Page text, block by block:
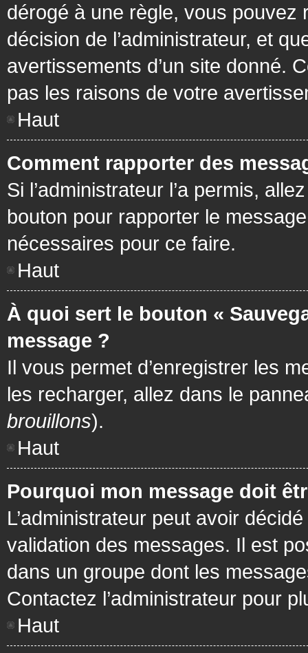
dérogé à une règle, vous pouvez
décision de l’administrateur, et
avertissements d’un site donné.
pas les raisons de votre
Haut
Comment rapporter des
Si l’administrateur l’a permis,
bouton pour rapporter le
nécessaires pour ce faire.
Haut
À quoi sert le bouton «
message ?
Il vous permet d’enregistrer les
les recharger, allez dans le
brouillons).
Haut
Pourquoi mon message doit
L’administrateur peut avoir
validation des messages. Il est
dans un groupe dont les
Contactez l’administrateur pour
Haut